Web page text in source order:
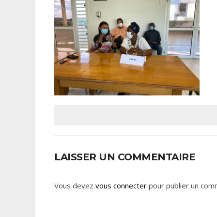
LAISSER UN COMMENTAIRE
Vous devez vous connecter pour publier un